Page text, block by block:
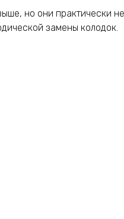
но они практически
замены колодок.